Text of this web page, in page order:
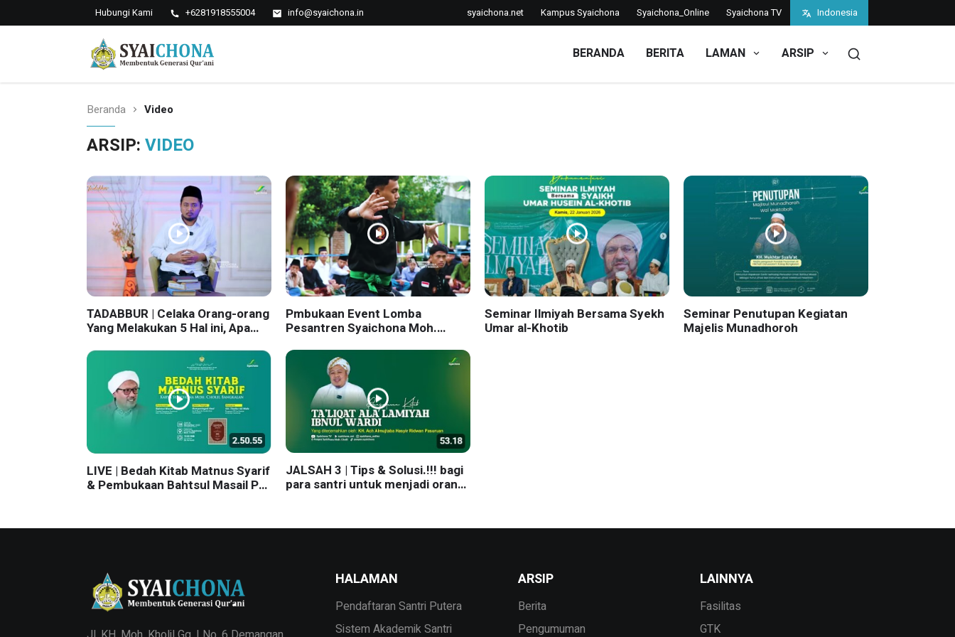
Hubungi Kami +6281918555004 info@syaichona.in syaichona.net Kampus Syaichona Syaichona_Online Syaichona TV Indonesia
syaichona
Situs Resmi Pondok
Pesantren Syaichona
Mohammad Cholil
BERANDA BERITA LAMAN ARSIP
Beranda Video
ARSIP: VIDEO
TADABBUR | Celaka Orang-orang
Yang Melakukan 5 Hal ini, Apa
Pmbukaan Event Lomba
Pesantren Syaichona Moh.
Seminar Ilmiyah Bersama Syekh
Umar al-Khotib
Seminar Penutupan Kegiatan
Majelis Munadhoroh
LIVE | Bedah Kitab Matnus Syarif
& Pembukaan Bahtsul Masail PP.
JALSAH 3 | Tips & Solusi.!!! bagi
para santri untuk menjadi orang
HALAMAN
Pendaftaran Santri Putera
Sistem Akademik Santri
ARSIP
Berita
Pengumuman
LAINNYA
Fasilitas
GTK